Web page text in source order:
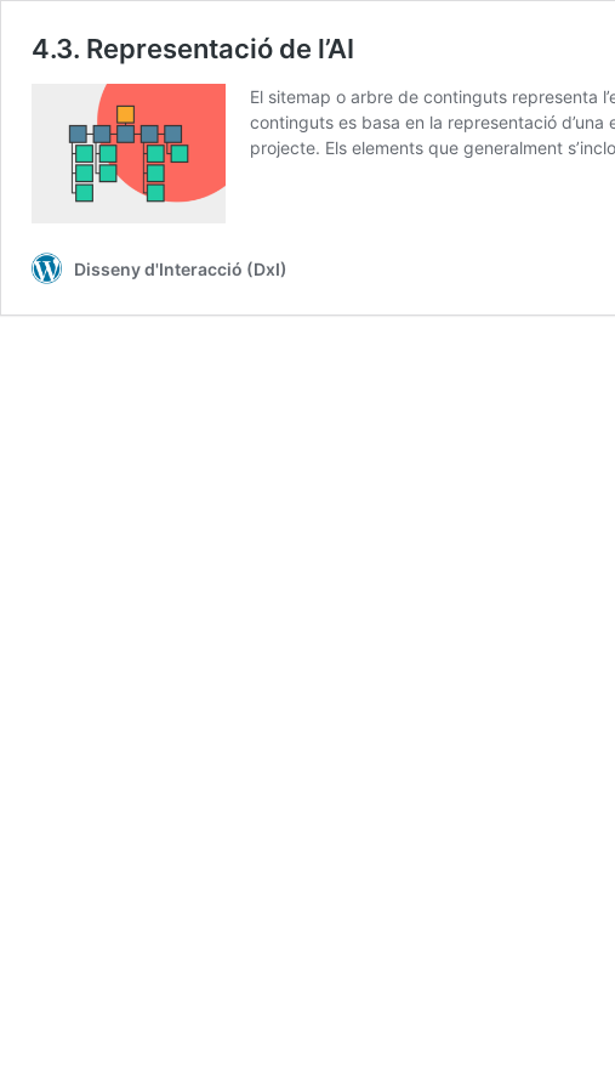
4.3. Representació de l’AI
El sitemap o arbre de continguts representa
continguts es basa en la representació
projecte. Els elements que generalment
Disseny d'Interacció (DxI)